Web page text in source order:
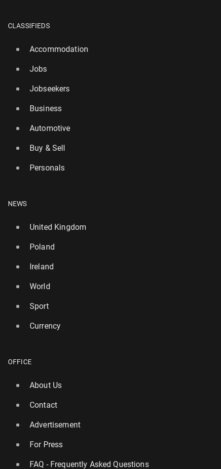
CLASSIFIEDS
Accommodation
Jobs
Jobseekers
Business
Automotive
Buy & Sell
Personals
NEWS
United Kingdom
Poland
Ireland
World
Sport
Currency
OFFICE
About Us
Contact
Advertisement
For Press
FAQ - Frequently Asked Questions